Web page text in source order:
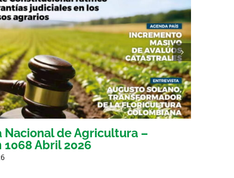
Nacional de Agricultura –
1068 Abril 2026